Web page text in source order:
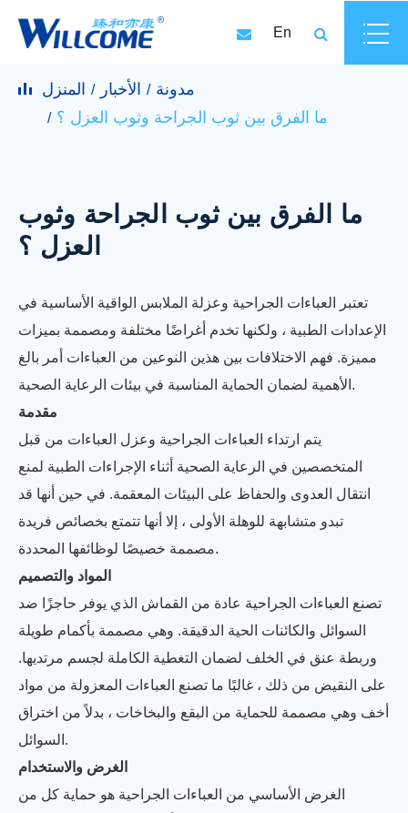
En
المنزل الأخبار
مدونة
ما الفرق بين ثوب الجراحة وثوب العزل ؟
ما الفرق بين ثوب الجراحة وثوب
العزل ؟
تعتبر العباءات الجراحية وعزلة الملابس الواقية الأساسية في
الإعدادات الطبية ، ولكنها تخدم أغراضًا مختلفة ومصممة بميزات
مميزة. فهم الاختلافات بين هذين النوعين من العباءات أمر بالغ
الأهمية لضمان الحماية المناسبة في بيئات الرعاية الصحية.
مقدمة
يتم ارتداء العباءات الجراحية وعزل العباءات من قبل
المتخصصين في الرعاية الصحية أثناء الإجراءات الطبية لمنع
انتقال العدوى والحفاظ على البيئات المعقمة. في حين أنها قد
تبدو متشابهة للوهلة الأولى ، إلا أنها تتمتع بخصائص فريدة
مصممة خصيصًا لوظائفها المحددة.
المواد والتصميم
تصنع العباءات الجراحية عادة من القماش الذي يوفر حاجزًا ضد
السوائل والكائنات الحية الدقيقة. وهي مصممة بأكمام طويلة
وربطة عنق في الخلف لضمان التغطية الكاملة لجسم مرتديها.
على النقيض من ذلك ، غالبًا ما تصنع العباءات المعزولة من مواد
أخف وهي مصممة للحماية من البقع والبخاخات ، بدلاً من اختراق
السوائل.
الغرض والاستخدام
الغرض الأساسي من العباءات الجراحية هو حماية كل من